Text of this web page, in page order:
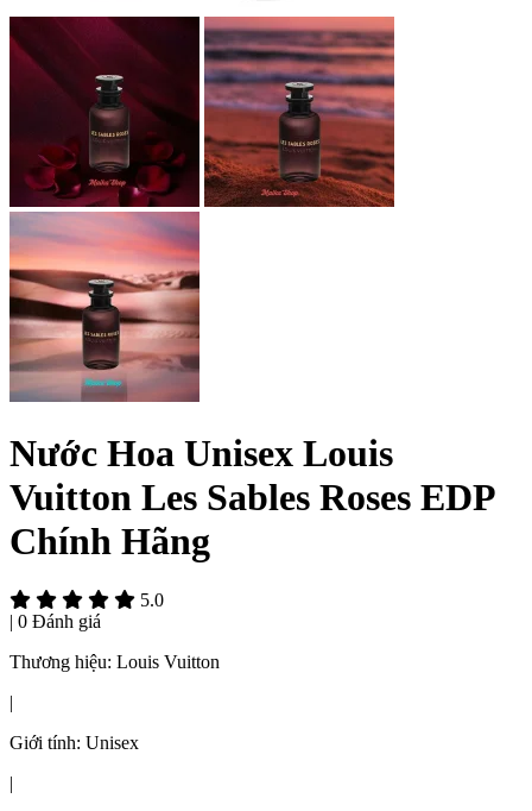
Nước Hoa Unisex Louis
Vuitton Les Sables Roses EDP
Chính Hãng
5.0
| 0 Đánh giá
Thương hiệu: Louis Vuitton
|
Giới tính: Unisex
|